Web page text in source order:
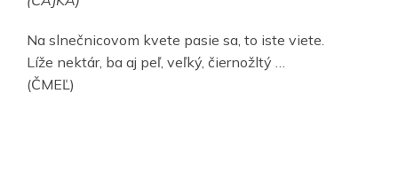
Na slnečnicovom kvete pasie sa, to iste viete.
Líže nektár, ba aj peľ, veľký, čiernožltý …
(ČMEĽ)